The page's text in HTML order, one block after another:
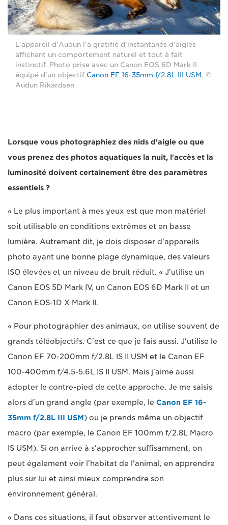
L'appareil d'Audun l'a gratifié d'instantanés d'aigles
affichant un comportement naturel et tout à fait
instinctif. Photo prise avec un Canon EOS 6D Mark II
équipé d'un objectif Canon EF 16-35mm f/2.8L III USM. ©
Audun Rikardsen
Lorsque vous photographiez des nids d'aigle ou que
vous prenez des photos aquatiques la nuit, l'accès et la
luminosité doivent certainement être des paramètres
essentiels ?
« Le plus important à mes yeux est que mon matériel
soit utilisable en conditions extrêmes et en basse
lumière. Autrement dit, je dois disposer d'appareils
photo ayant une bonne plage dynamique, des valeurs
ISO élevées et un niveau de bruit réduit. « J'utilise un
Canon EOS 5D Mark IV, un Canon EOS 6D Mark II et un
Canon EOS-1D X Mark II.
« Pour photographier des animaux, on utilise souvent de
grands téléobjectifs. C'est ce que je fais aussi. J'utilise le
Canon EF 70-200mm f/2.8L IS II USM et le Canon EF
100-400mm f/4.5-5.6L IS II USM. Mais j'aime aussi
adopter le contre-pied de cette approche. Je me saisis
alors d'un grand angle (par exemple, le Canon EF 16-
35mm f/2.8L III USM) ou je prends même un objectif
macro (par exemple, le Canon EF 100mm f/2.8L Macro
IS USM). Si on arrive à s'approcher suffisamment, on
peut également voir l'habitat de l'animal, en apprendre
plus sur lui et ainsi mieux comprendre son
environnement général.
« Dans ces situations, il faut observer attentivement le